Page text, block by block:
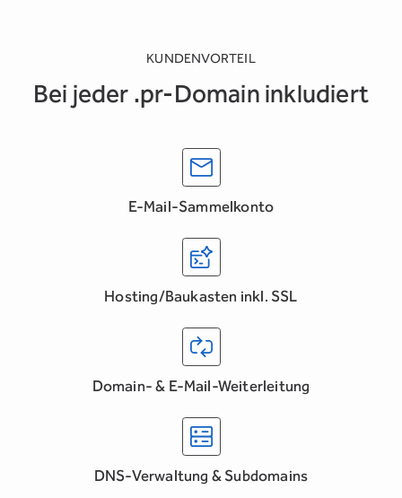
KUNDENVORTEIL
Bei jeder .pr-Domain inkludiert
E-Mail-Sammelkonto
Hosting/Baukasten inkl. SSL
Domain- & E-Mail-Weiterleitung
DNS-Verwaltung & Subdomains